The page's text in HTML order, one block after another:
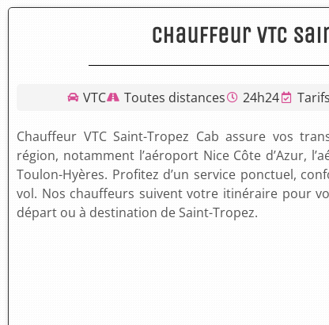
Chauffeur VTC
VTC Toutes distances 24h24
Chauffeur VTC Saint-Tropez Cab assure vos
région, notamment l’aéroport Nice Côte d’Azur,
Toulon-Hyères. Profitez d’un service ponctuel,
vol. Nos chauffeurs suivent votre itinéraire pour
départ ou à destination de Saint-Tropez.